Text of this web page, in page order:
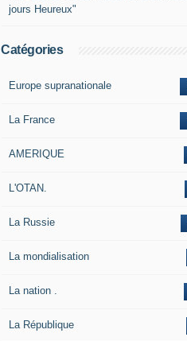
jours Heureux"
Catégories
Europe supranationale
La France
AMERIQUE
L'OTAN.
La Russie
La mondialisation
La nation .
La République